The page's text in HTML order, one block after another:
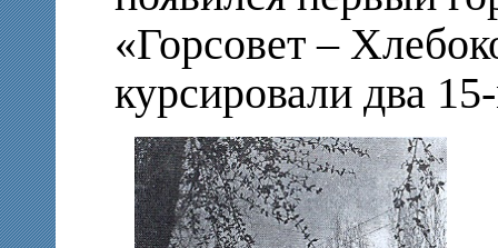
«Горсовет –
курсировали два